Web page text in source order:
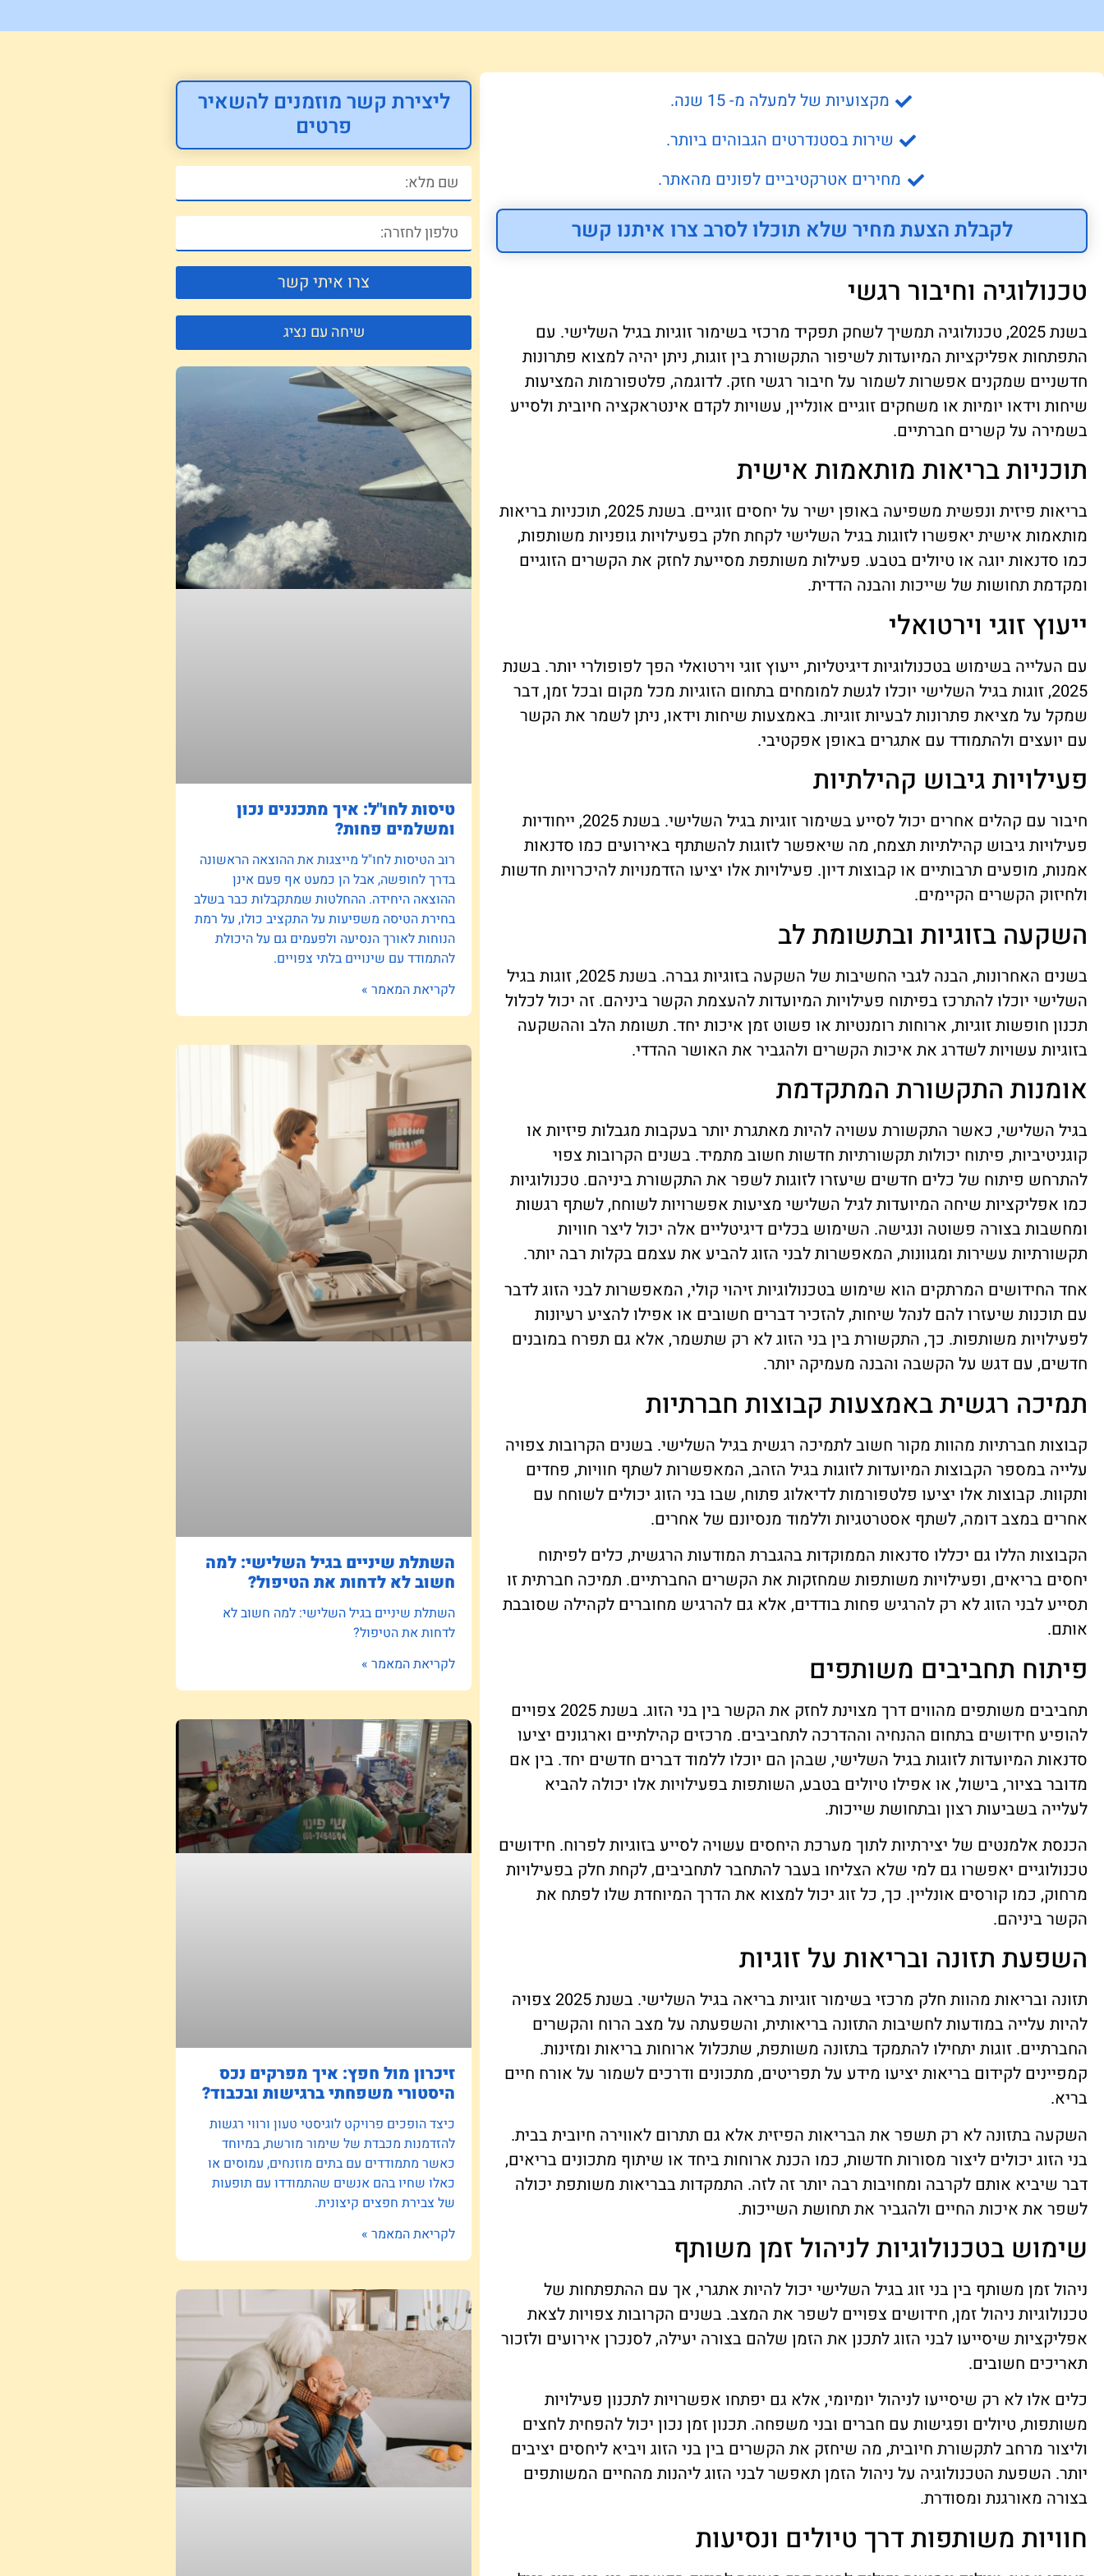
מקצועיות של למעלה מ- 15 שנה.
שירות בסטנדרטים הגבוהים ביותר.
מחירים אטרקטיביים לפונים מהאתר.
לקבלת הצעת מחיר שלא תוכלו לסרב צרו איתנו קשר
טכנולוגיה וחיבור רגשי
בשנת 2025, טכנולוגיה תמשיך לשחק תפקיד מרכזי בשימור זוגיות בגיל השלישי. עם
התפתחות אפליקציות המיועדות לשיפור התקשורת בין זוגות, ניתן יהיה למצוא פתרונות
חדשניים שמקנים אפשרות לשמור על חיבור רגשי חזק. לדוגמה, פלטפורמות המציעות
שיחות וידאו יומיות או משחקים זוגיים אונליין, עשויות לקדם אינטראקציה חיובית ולסייע
בשמירה על קשרים חברתיים.
תוכניות בריאות מותאמות אישית
בריאות פיזית ונפשית משפיעה באופן ישיר על יחסים זוגיים. בשנת 2025, תוכניות בריאות
מותאמות אישית יאפשרו לזוגות בגיל השלישי לקחת חלק בפעילויות גופניות משותפות,
כמו סדנאות יוגה או טיולים בטבע. פעילות משותפת מסייעת לחזק את הקשרים הזוגיים
ומקדמת תחושות של שייכות והבנה הדדית.
ייעוץ זוגי וירטואלי
עם העלייה בשימוש בטכנולוגיות דיגיטליות, ייעוץ זוגי וירטואלי הפך לפופולרי יותר. בשנת
2025, זוגות בגיל השלישי יוכלו לגשת למומחים בתחום הזוגיות מכל מקום ובכל זמן, דבר
שמקל על מציאת פתרונות לבעיות זוגיות. באמצעות שיחות וידאו, ניתן לשמר את הקשר
עם יועצים ולהתמודד עם אתגרים באופן אפקטיבי.
פעילויות גיבוש קהילתיות
חיבור עם קהלים אחרים יכול לסייע בשימור זוגיות בגיל השלישי. בשנת 2025, ייחודיות
פעילויות גיבוש קהילתיות תצמח, מה שיאפשר לזוגות להשתתף באירועים כמו סדנאות
אמנות, מופעים תרבותיים או קבוצות דיון. פעילויות אלו יציעו הזדמנויות להיכרויות חדשות
ולחיזוק הקשרים הקיימים.
השקעה בזוגיות ובתשומת לב
בשנים האחרונות, הבנה לגבי החשיבות של השקעה בזוגיות גברה. בשנת 2025, זוגות בגיל
השלישי יוכלו להתרכז בפיתוח פעילויות המיועדות להעצמת הקשר ביניהם. זה יכול לכלול
תכנון חופשות זוגיות, ארוחות רומנטיות או פשוט זמן איכות יחד. תשומת הלב וההשקעה
בזוגיות עשויות לשדרג את איכות הקשרים ולהגביר את האושר ההדדי.
אומנות התקשורת המתקדמת
בגיל השלישי, כאשר התקשורת עשויה להיות מאתגרת יותר בעקבות מגבלות פיזיות או
קוגניטיביות, פיתוח יכולות תקשורתיות חדשות חשוב מתמיד. בשנים הקרובות צפוי
להתרחש פיתוח של כלים חדשים שיעזרו לזוגות לשפר את התקשורת ביניהם. טכנולוגיות
כמו אפליקציות שיחה המיועדות לגיל השלישי מציעות אפשרויות לשוחח, לשתף רגשות
ומחשבות בצורה פשוטה ונגישה. השימוש בכלים דיגיטליים אלה יכול ליצר חוויות
תקשורתיות עשירות ומגוונות, המאפשרות לבני הזוג להביע את עצמם בקלות רבה יותר.
אחד החידושים המרתקים הוא שימוש בטכנולוגיות זיהוי קולי, המאפשרות לבני הזוג לדבר
עם תוכנות שיעזרו להם לנהל שיחות, להזכיר דברים חשובים או אפילו להציע רעיונות
לפעילויות משותפות. כך, התקשורת בין בני הזוג לא רק שתשמר, אלא גם תפרח במובנים
חדשים, עם דגש על הקשבה והבנה מעמיקה יותר.
תמיכה רגשית באמצעות קבוצות חברתיות
קבוצות חברתיות מהוות מקור חשוב לתמיכה רגשית בגיל השלישי. בשנים הקרובות צפויה
עלייה במספר הקבוצות המיועדות לזוגות בגיל הזהב, המאפשרות לשתף חוויות, פחדים
ותקוות. קבוצות אלו יציעו פלטפורמות לדיאלוג פתוח, שבו בני הזוג יכולים לשוחח עם
אחרים במצב דומה, לשתף אסטרטגיות וללמוד מנסיונם של אחרים.
הקבוצות הללו גם יכללו סדנאות הממוקדות בהגברת המודעות הרגשית, כלים לפיתוח
יחסים בריאים, ופעילויות משותפות שמחזקות את הקשרים החברתיים. תמיכה חברתית זו
תסייע לבני הזוג לא רק להרגיש פחות בודדים, אלא גם להרגיש מחוברים לקהילה שסובבת
אותם.
פיתוח תחביבים משותפים
תחביבים משותפים מהווים דרך מצוינת לחזק את הקשר בין בני הזוג. בשנת 2025 צפויים
להופיע חידושים בתחום ההנחיה וההדרכה לתחביבים. מרכזים קהילתיים וארגונים יציעו
סדנאות המיועדות לזוגות בגיל השלישי, שבהן הם יוכלו ללמוד דברים חדשים יחד. בין אם
מדובר בציור, בישול, או אפילו טיולים בטבע, השותפות בפעילויות אלו יכולה להביא
לעלייה בשביעות רצון ובתחושת שייכות.
הכנסת אלמנטים של יצירתיות לתוך מערכת היחסים עשויה לסייע בזוגיות לפרוח. חידושים
טכנולוגיים יאפשרו גם למי שלא הצליחו בעבר להתחבר לתחביבים, לקחת חלק בפעילויות
מרחוק, כמו קורסים אונליין. כך, כל זוג יכול למצוא את הדרך המיוחדת שלו לפתח את
הקשר ביניהם.
השפעת תזונה ובריאות על זוגיות
תזונה ובריאות מהוות חלק מרכזי בשימור זוגיות בריאה בגיל השלישי. בשנת 2025 צפויה
להיות עלייה במודעות לחשיבות התזונה בריאותית, והשפעתה על מצב הרוח והקשרים
החברתיים. זוגות יתחילו להתמקד בתזונה משותפת, שתכלול ארוחות בריאות ומזינות.
קמפיינים לקידום בריאות יציעו מידע על תפריטים, מתכונים ודרכים לשמור על אורח חיים
בריא.
השקעה בתזונה לא רק תשפר את הבריאות הפיזית אלא גם תתרום לאווירה חיובית בבית.
בני הזוג יכולים ליצור מסורות חדשות, כמו הכנת ארוחות ביחד או שיתוף מתכונים בריאים,
דבר שיביא אותם לקרבה ומחויבות רבה יותר זה לזה. התמקדות בבריאות משותפת יכולה
לשפר את איכות החיים ולהגביר את תחושת השייכות.
שימוש בטכנולוגיות לניהול זמן משותף
ניהול זמן משותף בין בני זוג בגיל השלישי יכול להיות אתגרי, אך עם ההתפתחות של
טכנולוגיות ניהול זמן, חידושים צפויים לשפר את המצב. בשנים הקרובות צפויות לצאת
אפליקציות שיסייעו לבני הזוג לתכנן את הזמן שלהם בצורה יעילה, לסנכרן אירועים ולזכור
תאריכים חשובים.
כלים אלו לא רק שיסייעו לניהול יומיומי, אלא גם יפתחו אפשרויות לתכנון פעילויות
משותפות, טיולים ופגישות עם חברים ובני משפחה. תכנון זמן נכון יכול להפחית לחצים
וליצור מרחב לתקשורת חיובית, מה שיחזק את הקשרים בין בני הזוג ויביא ליחסים יציבים
יותר. השפעת הטכנולוגיה על ניהול הזמן תאפשר לבני הזוג ליהנות מהחיים המשותפים
בצורה מאורגנת ומסודרת.
חוויות משותפות דרך טיולים ונסיעות
ליצירת קשר מוזמנים להשאיר
פרטים
צרו איתי קשר
שיחה עם נציג
טיסות לחו"ל: איך מתכננים נכון
ומשלמים פחות?
רוב הטיסות לחו"ל מייצגות את ההוצאה הראשונה
בדרך לחופשה, אבל הן כמעט אף פעם אינן
ההוצאה היחידה. ההחלטות שמתקבלות כבר בשלב
בחירת הטיסה משפיעות על התקציב כולו, על רמת
הנוחות לאורך הנסיעה ולפעמים גם על היכולת
להתמודד עם שינויים בלתי צפויים.
לקריאת המאמר »
השתלת שיניים בגיל השלישי: למה
חשוב לא לדחות את הטיפול?
השתלת שיניים בגיל השלישי: למה חשוב לא
לדחות את הטיפול?
לקריאת המאמר »
זיכרון מול חפץ: איך מפרקים נכס
היסטורי משפחתי ברגישות ובכבוד?
כיצד הופכים פרויקט לוגיסטי טעון ורווי רגשות
להזדמנות מכבדת של שימור מורשת, במיוחד
כאשר מתמודדים עם בתים מוזנחים, עמוסים או
כאלו שחיו בהם אנשים שהתמודדו עם תופעות
של צבירת חפצים קיצונית.
לקריאת המאמר »